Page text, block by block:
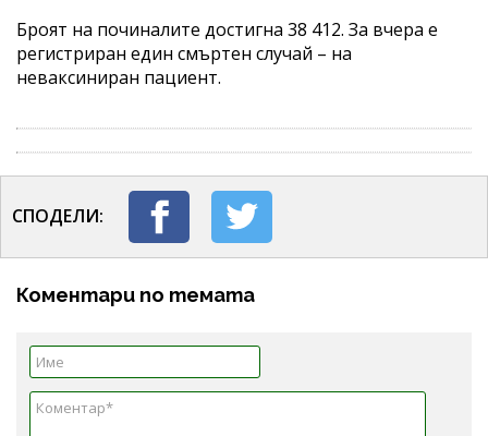
Броят на починалите достигна 38 412. За вчера е
регистриран един смъртен случай – на
неваксиниран пациент.
СПОДЕЛИ:
Коментари по темата